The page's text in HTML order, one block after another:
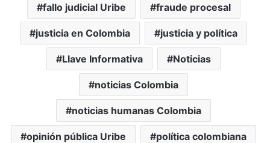
fallo judicial Uribe fraude procesal
justicia en Colombia justicia y política
Llave Informativa Noticias
noticias Colombia
noticias humanas Colombia
opinión pública Uribe política colombiana